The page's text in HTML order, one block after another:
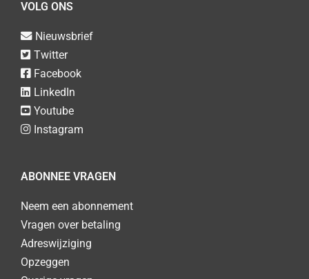
VOLG ONS
Nieuwsbrief
Twitter
Facebook
LinkedIn
Youtube
Instagram
ABONNEE VRAGEN
Neem een abonnement
Vragen over betaling
Adreswijziging
Opzeggen